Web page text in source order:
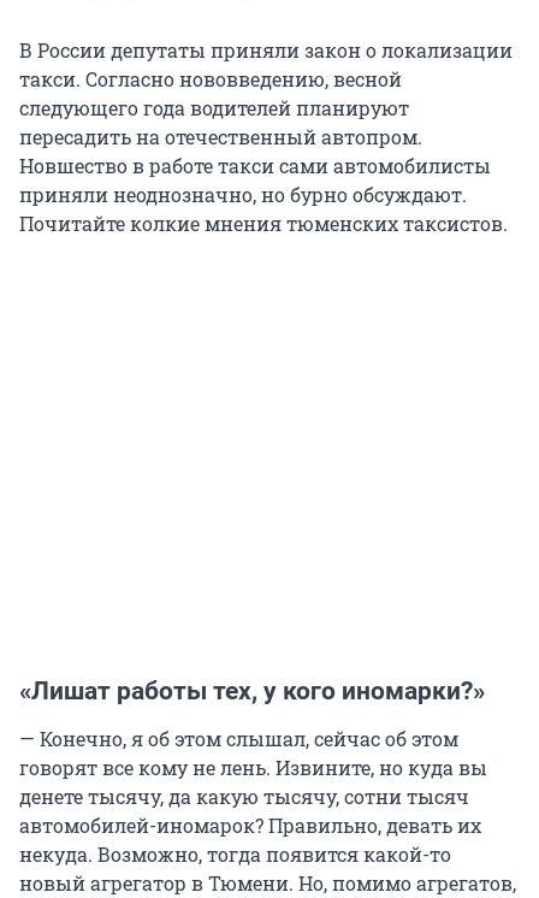
В России депутаты приняли закон о локализации
такси. Согласно нововведению, весной
следующего года водителей планируют
пересадить на отечественный автопром.
Новшество в работе такси сами автомобилисты
приняли неоднозначно, но бурно обсуждают.
Почитайте колкие мнения тюменских таксистов.
«Лишат работы тех, у кого иномарки?»
— Конечно, я об этом слышал, сейчас об этом
говорят все кому не лень. Извините, но куда вы
денете тысячу, да какую тысячу, сотни тысяч
автомобилей-иномарок? Правильно, девать их
некуда. Возможно, тогда появится какой-то
новый агрегатор в Тюмени. Но, помимо агрегатов,